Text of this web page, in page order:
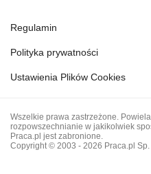
Regulamin
Polityka prywatności
Ustawienia Plików Cookies
Wszelkie prawa zastrzeżone.
rozpowszechnianie w jakikolwiek
Praca.pl jest zabronione.
Copyright © 2003 - 2026 Praca.pl